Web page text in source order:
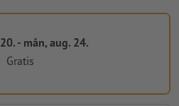
- mån, aug. 24.
Gratis